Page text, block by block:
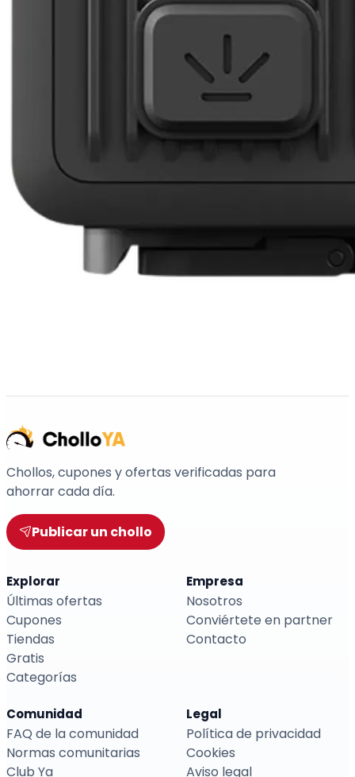
Chollos, cupones y ofertas verificadas para
ahorrar cada día.
Publicar un chollo
Explorar
Últimas ofertas
Cupones
Tiendas
Gratis
Categorías
Empresa
Nosotros
Conviértete en partner
Contacto
Comunidad
FAQ de la comunidad
Normas comunitarias
Club Ya
Legal
Política de privacidad
Cookies
Aviso legal